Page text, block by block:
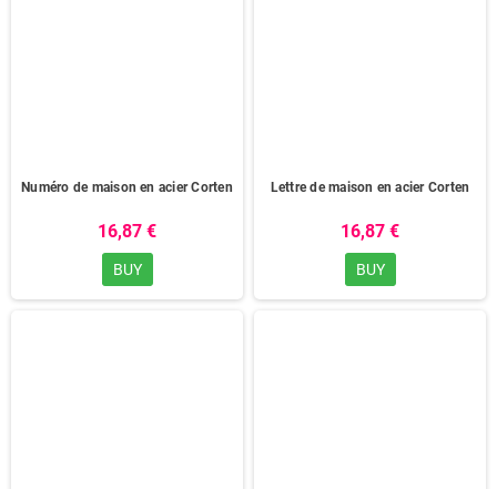
Numéro de maison en acier Corten
16,87 €
BUY
Lettre de maison en acier Corten
16,87 €
BUY